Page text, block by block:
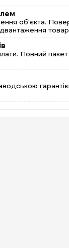
об'єкта.
Повний пакет